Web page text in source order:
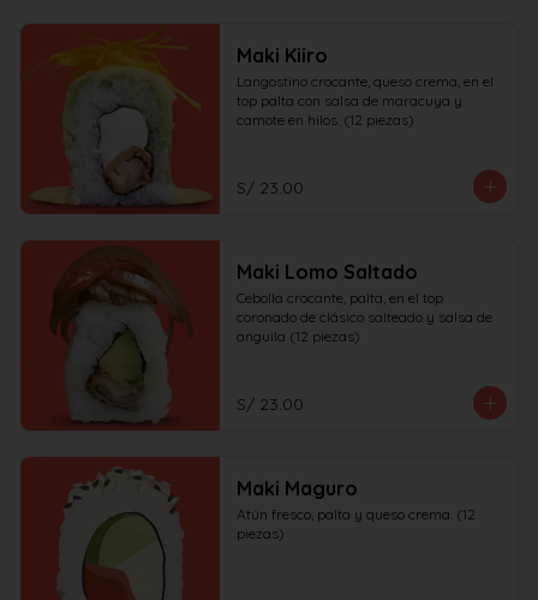
Maki Kiiro
Langostino crocante, queso crema, en el
top palta con salsa de maracuya y
camote en hilos. (12 piezas)
S/ 23.00
Maki Lomo Saltado
Cebolla crocante, palta, en el top
coronado de clásico salteado y salsa de
anguila (12 piezas)
S/ 23.00
Maki Maguro
Atún fresco, palta y queso crema. (12
piezas)